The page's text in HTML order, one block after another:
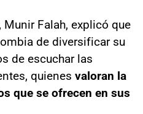
Munir Falah, explicó que
de diversificar su
de escuchar las
quienes valoran la
que se ofrecen en sus